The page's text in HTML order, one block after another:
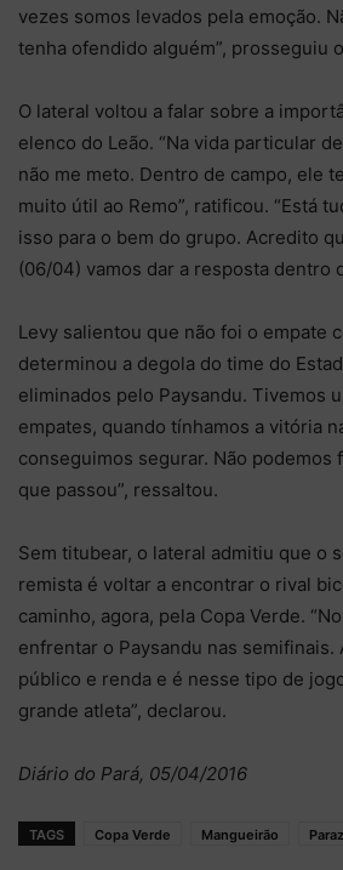
vezes somos levados pela emoção.
tenha ofendido alguém”, prosseguiu
O lateral voltou a falar sobre a
elenco do Leão. “Na vida particular
não me meto. Dentro de campo, ele
muito útil ao Remo”, ratificou. “Está
isso para o bem do grupo. Acredito
(06/04) vamos dar a resposta dentro
Levy salientou que não foi o empate
determinou a degola do time do
eliminados pelo Paysandu. Tivemos
empates, quando tínhamos a vitória
conseguimos segurar. Não podemos
que passou”, ressaltou.
Sem titubear, o lateral admitiu que o
remista é voltar a encontrar o rival
caminho, agora, pela Copa Verde.
enfrentar o Paysandu nas semifinais.
público e renda e é nesse tipo de
grande atleta”, declarou.
Diário do Pará, 05/04/2016
TAGS Copa Verde Mangueirão